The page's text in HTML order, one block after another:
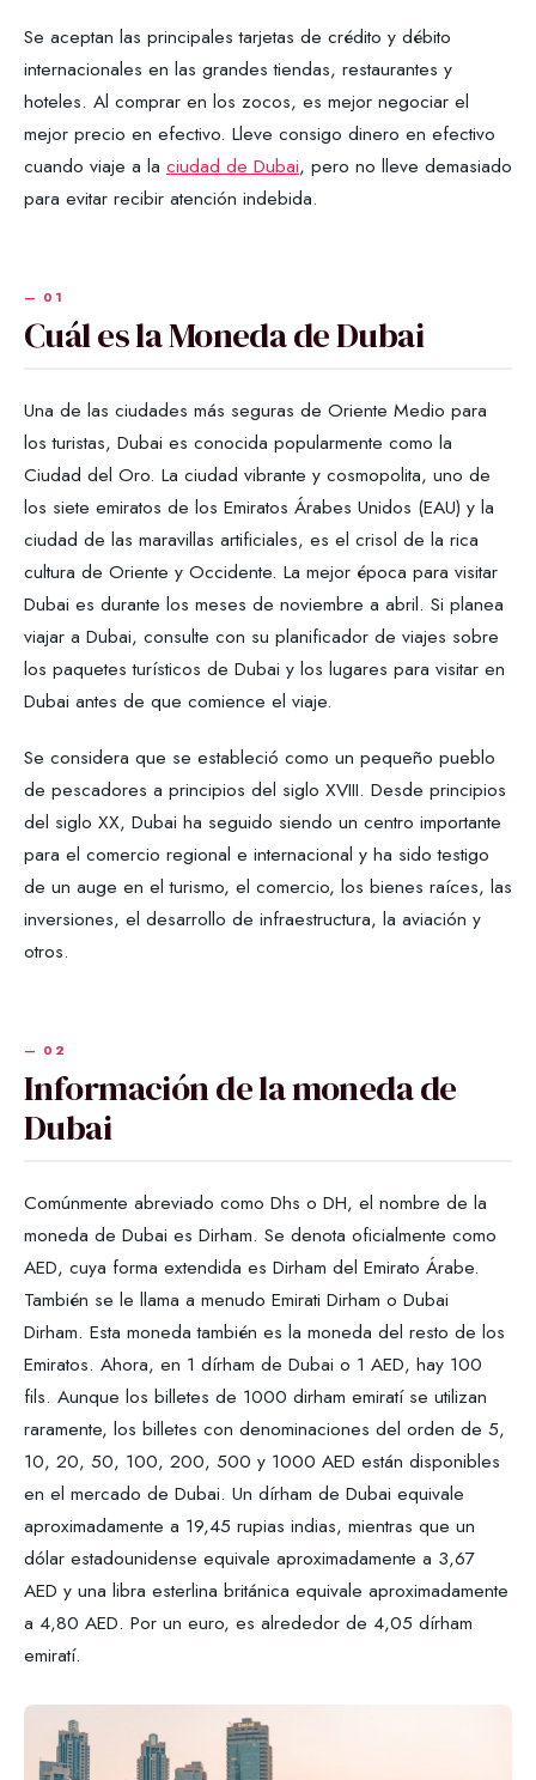
Se aceptan las principales tarjetas de crédito y débito
internacionales en las grandes tiendas, restaurantes y
hoteles. Al comprar en los zocos, es mejor negociar el
mejor precio en efectivo. Lleve consigo dinero en efectivo
cuando viaje a la ciudad de Dubai, pero no lleve demasiado
para evitar recibir atención indebida.
Cuál es la Moneda de Dubai
Una de las ciudades más seguras de Oriente Medio para
los turistas, Dubai es conocida popularmente como la
Ciudad del Oro. La ciudad vibrante y cosmopolita, uno de
los siete emiratos de los Emiratos Árabes Unidos (EAU) y la
ciudad de las maravillas artificiales, es el crisol de la rica
cultura de Oriente y Occidente. La mejor época para visitar
Dubai es durante los meses de noviembre a abril. Si planea
viajar a Dubai, consulte con su planificador de viajes sobre
los paquetes turísticos de Dubai y los lugares para visitar en
Dubai antes de que comience el viaje.
Se considera que se estableció como un pequeño pueblo
de pescadores a principios del siglo XVIII. Desde principios
del siglo XX, Dubai ha seguido siendo un centro importante
para el comercio regional e internacional y ha sido testigo
de un auge en el turismo, el comercio, los bienes raíces, las
inversiones, el desarrollo de infraestructura, la aviación y
otros.
Información de la moneda de
Dubai
Comúnmente abreviado como Dhs o DH, el nombre de la
moneda de Dubai es Dirham. Se denota oficialmente como
AED, cuya forma extendida es Dirham del Emirato Árabe.
También se le llama a menudo Emirati Dirham o Dubai
Dirham. Esta moneda también es la moneda del resto de los
Emiratos. Ahora, en 1 dírham de Dubai o 1 AED, hay 100
fils. Aunque los billetes de 1000 dirham emiratí se utilizan
raramente, los billetes con denominaciones del orden de 5,
10, 20, 50, 100, 200, 500 y 1000 AED están disponibles
en el mercado de Dubai. Un dírham de Dubai equivale
aproximadamente a 19,45 rupias indias, mientras que un
dólar estadounidense equivale aproximadamente a 3,67
AED y una libra esterlina británica equivale aproximadamente
a 4,80 AED. Por un euro, es alrededor de 4,05 dírham
emiratí.